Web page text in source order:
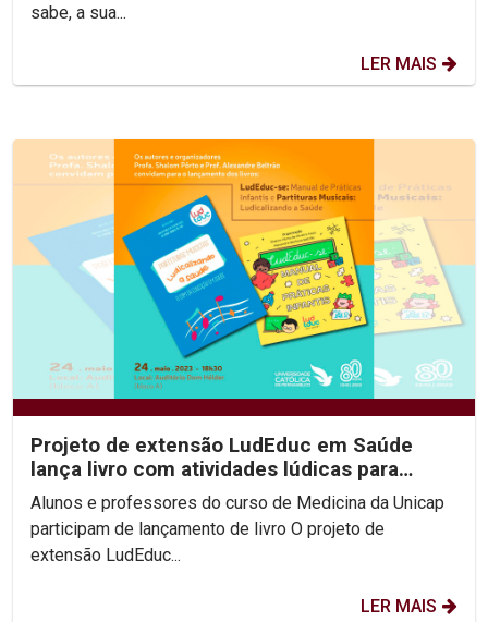
sabe, a sua...
LER MAIS
Projeto de extensão LudEduc em Saúde
lança livro com atividades lúdicas para
educação em saúde...
Alunos e professores do curso de Medicina da Unicap
participam de lançamento de livro O projeto de
extensão LudEduc...
LER MAIS